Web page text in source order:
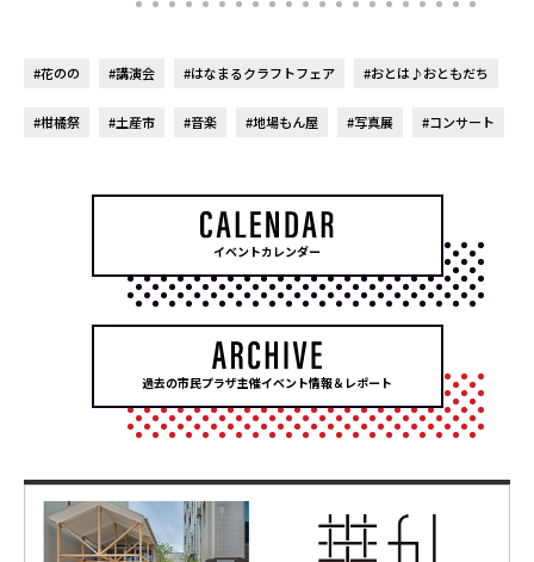
#花のの #講演会 #はなまるクラフトフェア #おとは♪おともだち
#柑橘祭 #土産市 #音楽 #地場もん屋 #写真展 #コンサート
イベントカレンダー
過去の市民プラザ主催イベント情報＆レポート